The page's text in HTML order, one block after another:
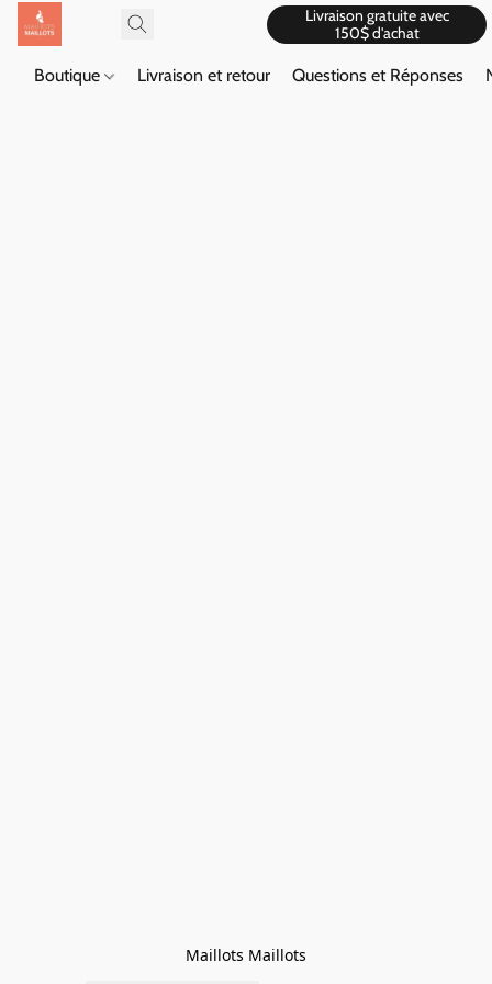
Livraison gratuite avec
150$ d'achat
Boutique Livraison et retour Questions et Réponses
Maillots Maillots